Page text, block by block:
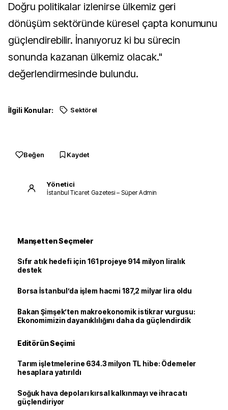
Doğru politikalar izlenirse ülkemiz geri
dönüşüm sektöründe küresel çapta konumunu
güçlendirebilir. İnanıyoruz ki bu sürecin
sonunda kazanan ülkemiz olacak."
değerlendirmesinde bulundu.
İlgili Konular: Sektörel
Beğen Kaydet
Yönetici
İstanbul Ticaret Gazetesi – Süper Admin
Manşetten Seçmeler
Sıfır atık hedefi için 161 projeye 914 milyon liralık
destek
Borsa İstanbul’da işlem hacmi 187,2 milyar lira oldu
Bakan Şimşek’ten makroekonomik istikrar vurgusu:
Ekonomimizin dayanıklılığını daha da güçlendirdik
Editörün Seçimi
Tarım işletmelerine 634.3 milyon TL hibe: Ödemeler
hesaplara yatırıldı
Soğuk hava depoları kırsal kalkınmayı ve ihracatı
güçlendiriyor